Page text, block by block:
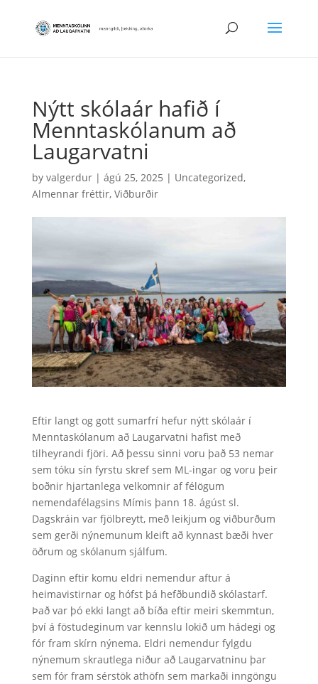
Nýtt skólaár hafið í
Menntaskólanum að
Laugarvatni
by valgerdur| ágú 25, 2025 | Uncategorized,
Almennar fréttir, Viðburðir
Eftir langt og gott sumarfrí hefur nýtt skólaár í
Menntaskólanum að Laugarvatni hafist með
tilheyrandi fjöri. Að þessu sinni voru það 53 nemar
sem tóku sín fyrstu skref sem ML-ingar og voru þeir
boðnir hjartanlega velkomnir af félögum
nemendafélagsins Mímis þann 18. ágúst sl.
Dagskráin var fjölbreytt, með leikjum og viðburðum
sem gerði nýnemunum kleift að kynnast bæði hver
öðrum og skólanum sjálfum.
Daginn eftir komu eldri nemendur aftur á
heimavistirnar og hófst þá hefðbundið skólastarf.
Það var þó ekki langt að bíða eftir meiri skemmtun,
því á föstudeginum var kennslu lokið um hádegi og
fór fram skírn nýnema. Eldri nemendur fylgdu
nýnemum skrautlega niður að Laugarvatninu þar
sem fór fram sérstök athöfn sem markaði inngöngu